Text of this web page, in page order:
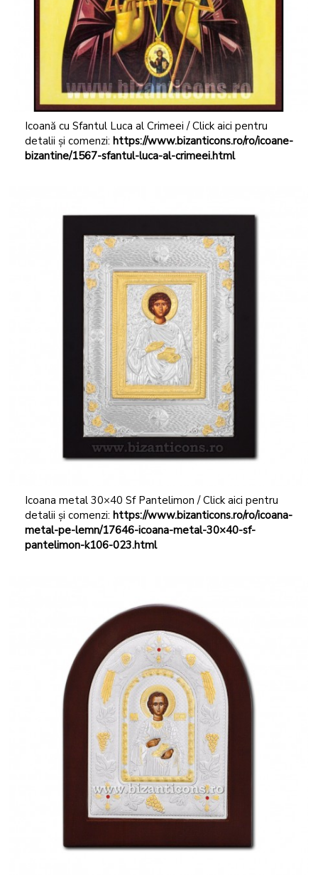
Icoană cu Sfantul Luca al Crimeei / Click aici pentru
detalii și comenzi: https://www.bizanticons.ro/ro/icoane-
bizantine/1567-sfantul-luca-al-crimeei.html
Icoana metal 30×40 Sf Pantelimon / Click aici pentru
detalii și comenzi: https://www.bizanticons.ro/ro/icoana-
metal-pe-lemn/17646-icoana-metal-30×40-sf-
pantelimon-k106-023.html